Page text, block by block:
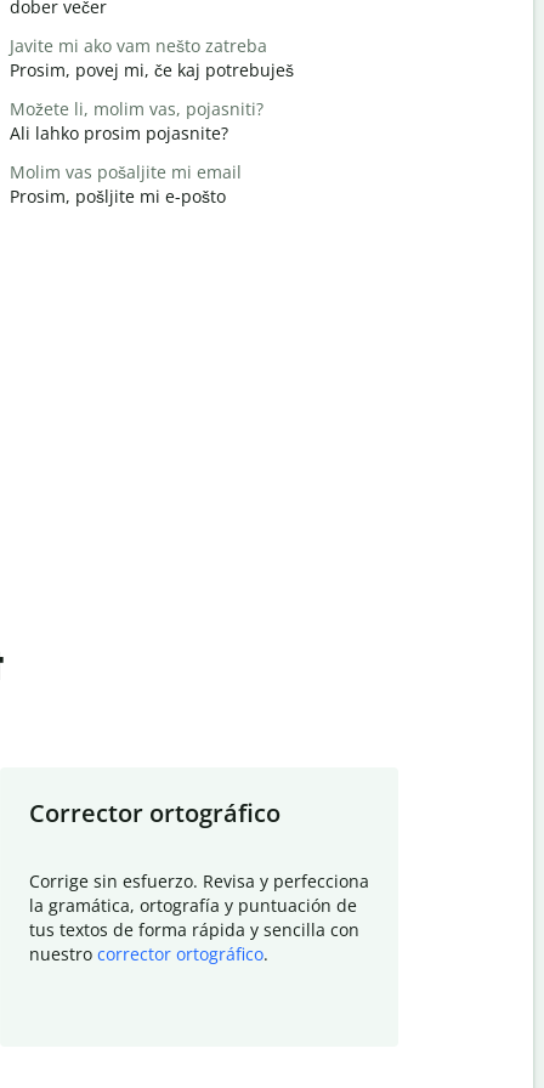
dober večer
Javite mi ako vam nešto zatreba
Prosim, povej mi, če kaj potrebuješ
Možete li, molim vas, pojasniti?
Ali lahko prosim pojasnite?
Molim vas pošaljite mi email
Prosim, pošljite mi e-pošto
Corrector ortográfico
Corrige sin esfuerzo. Revisa y perfecciona
la gramática, ortografía y puntuación de
tus textos de forma rápida y sencilla con
nuestro corrector ortográfico.